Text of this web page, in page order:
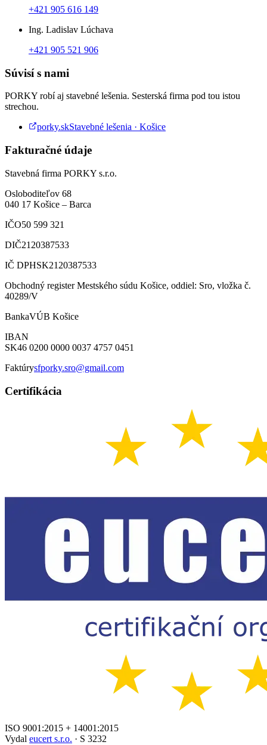
+421 905 616 149
Ing. Ladislav Lúchava
+421 905 521 906
Súvisí s nami
PORKY robí aj stavebné lešenia. Sesterská firma pod tou istou
strechou.
porky.skStavebné lešenia · Košice
Fakturačné údaje
Stavebná firma PORKY s.r.o.
Osloboditeľov 68
040 17 Košice – Barca
IČO50 599 321
DIČ2120387533
IČ DPHSK2120387533
Obchodný register Mestského súdu Košice, oddiel: Sro, vložka č.
40289/V
BankaVÚB Košice
IBAN
SK46 0200 0000 0037 4757 0451
Faktúrysfporky.sro@gmail.com
Certifikácia
ISO 9001:2015 + 14001:2015
Vydal eucert s.r.o. · S 3232